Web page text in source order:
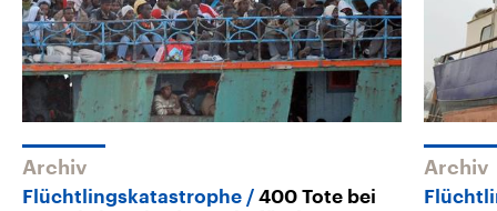
Archiv
Flüchtlingskatastrophe
400 Tote bei
Archiv